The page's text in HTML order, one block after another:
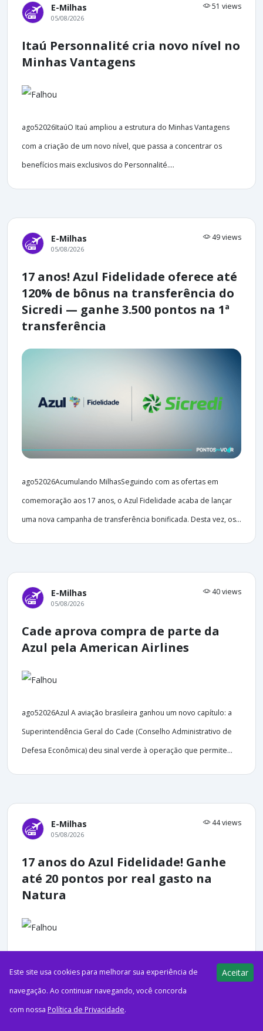
E-Milhas 51 views
05/08/2026
Itaú Personnalité cria novo nível no
Minhas Vantagens
ago52026ItaúO Itaú ampliou a estrutura do Minhas Vantagens
com a criação de um novo nível, que passa a concentrar os
benefícios mais exclusivos do Personnalité....
E-Milhas 49 views
05/08/2026
17 anos! Azul Fidelidade oferece até
120% de bônus na transferência do
Sicredi — ganhe 3.500 pontos na 1ª
transferência
ago52026Acumulando MilhasSeguindo com as ofertas em
comemoração aos 17 anos, o Azul Fidelidade acaba de lançar
uma nova campanha de transferência bonificada. Desta vez, os...
E-Milhas 40 views
05/08/2026
Cade aprova compra de parte da
Azul pela American Airlines
ago52026Azul A aviação brasileira ganhou um novo capítulo: a
Superintendência Geral do Cade (Conselho Administrativo de
Defesa Econômica) deu sinal verde à operação que permite...
E-Milhas 44 views
05/08/2026
17 anos do Azul Fidelidade! Ganhe
até 20 pontos por real gasto na
Natura
oferta de 17 anos, o Azul Fidelidade deu início a uma nova
campanha, em que oferece aos seus clientes até...
Este site usa cookies para melhorar sua experiência de
navegação. Ao continuar navegando, você concorda
com nossa Política de Privacidade.
Aceitar